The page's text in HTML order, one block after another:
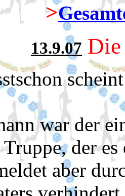
>
13.9.07
war der
der
aber